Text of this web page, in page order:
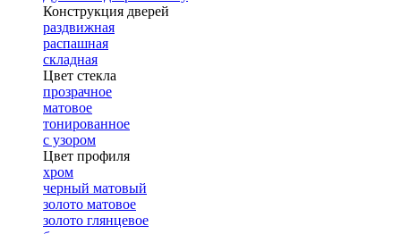
Конструкция дверей
раздвижная
распашная
складная
Цвет стекла
прозрачное
матовое
тонированное
с узором
Цвет профиля
хром
черный матовый
золото матовое
золото глянцевое